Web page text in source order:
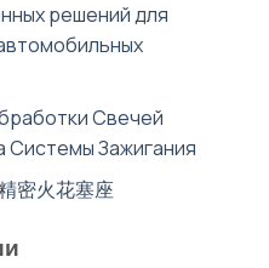
решений для
Свечей
Системы Зажигания
密火花塞座